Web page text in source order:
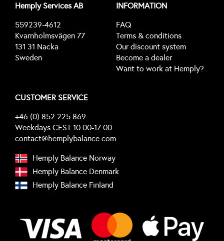
Hemply Services AB
559239-4612
Kvarnholmsvägen 77
131 31 Nacka
Sweden
INFORMATION
FAQ
Terms & conditions
Our discount system
Become a dealer
Want to work at Hemply?
CUSTOMER SERVICE
+46 (0) 852 225 869
Weekdays CEST 10.00-17.00
contact@hemplybalance.com
Hemply Balance Norway
Hemply Balance Denmark
Hemply Balance Finland